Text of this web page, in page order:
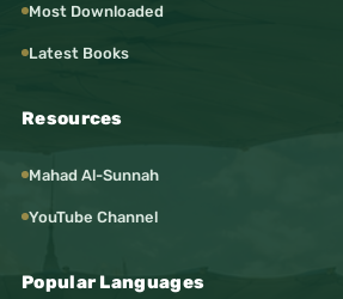
Most Downloaded
Latest Books
Resources
Mahad Al-Sunnah
YouTube Channel
Popular Languages